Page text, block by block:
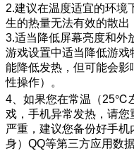
2.建议在温度适宜的环境
生的热量无法有效的散出
3.适当降低屏幕亮度和外
游戏设置中适当降低游
能降低发热，但可能会
性操作）。
4、如果您在常温（25℃
戏，手机异常发热，请
严重，建议您备份好手
身）QQ等第三方应用数